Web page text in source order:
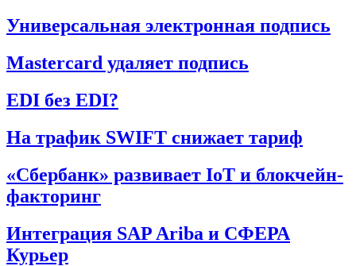
Универсальная электронная подпись
Mastercard удаляет подпись
EDI без EDI?
На трафик SWIFT снижает тариф
«Сбербанк» развивает IoT и блокчейн-
факторинг
Интеграция SAP Ariba и СФЕРА
Курьер